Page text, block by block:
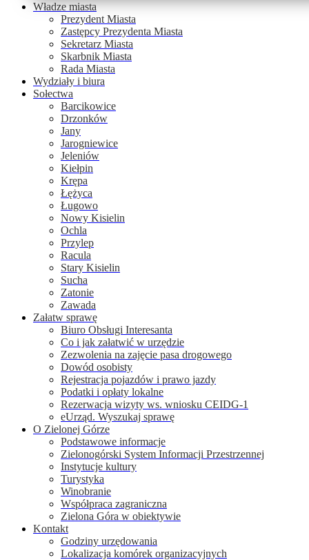
Władze miasta
Prezydent Miasta
Zastępcy Prezydenta Miasta
Sekretarz Miasta
Skarbnik Miasta
Rada Miasta
Wydziały i biura
Sołectwa
Barcikowice
Drzonków
Jany
Jarogniewice
Jeleniów
Kiełpin
Krępa
Łężyca
Ługowo
Nowy Kisielin
Ochla
Przylep
Racula
Stary Kisielin
Sucha
Zatonie
Zawada
Załatw sprawę
Biuro Obsługi Interesanta
Co i jak załatwić w urzędzie
Zezwolenia na zajęcie pasa drogowego
Dowód osobisty
Rejestracja pojazdów i prawo jazdy
Podatki i opłaty lokalne
Rezerwacja wizyty ws. wniosku CEIDG-1
eUrząd. Wyszukaj sprawę
O Zielonej Górze
Podstawowe informacje
Zielonogórski System Informacji Przestrzennej
Instytucje kultury
Turystyka
Winobranie
Współpraca zagraniczna
Zielona Góra w obiektywie
Kontakt
Godziny urzędowania
Lokalizacja komórek organizacyjnych